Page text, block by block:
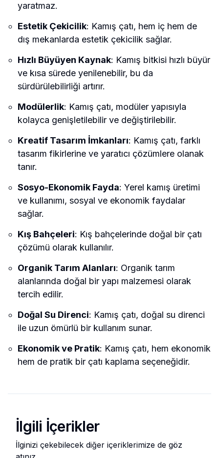
yaratmaz.
Estetik Çekicilik: Kamış çatı, hem iç hem de
dış mekanlarda estetik çekicilik sağlar.
Hızlı Büyüyen Kaynak: Kamış bitkisi hızlı büyür
ve kısa sürede yenilenebilir, bu da
sürdürülebilirliği artırır.
Modülerlik: Kamış çatı, modüler yapısıyla
kolayca genişletilebilir ve değiştirilebilir.
Kreatif Tasarım İmkanları: Kamış çatı, farklı
tasarım fikirlerine ve yaratıcı çözümlere olanak
tanır.
Sosyo-Ekonomik Fayda: Yerel kamış üretimi
ve kullanımı, sosyal ve ekonomik faydalar
sağlar.
Kış Bahçeleri: Kış bahçelerinde doğal bir çatı
çözümü olarak kullanılır.
Organik Tarım Alanları: Organik tarım
alanlarında doğal bir yapı malzemesi olarak
tercih edilir.
Doğal Su Direnci: Kamış çatı, doğal su direnci
ile uzun ömürlü bir kullanım sunar.
Ekonomik ve Pratik: Kamış çatı, hem ekonomik
hem de pratik bir çatı kaplama seçeneğidir.
İlgili İçerikler
İlginizi çekebilecek diğer içeriklerimize de göz